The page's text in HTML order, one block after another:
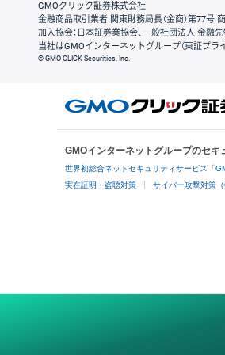
GMOクリック証券株式会社
金融商品取引業者 関東財務局長（金商）第77号
加入協会：日本証券業協会、一般社団法人 金融
当社はGMOインターネットグループ（東証プラ
© GMO CLICK Securities, Inc.
GMOインターネットグループのセキ
世界初総合ネットセキュリティサービス「
実在証明・盗聴対策 サイバー攻撃対策